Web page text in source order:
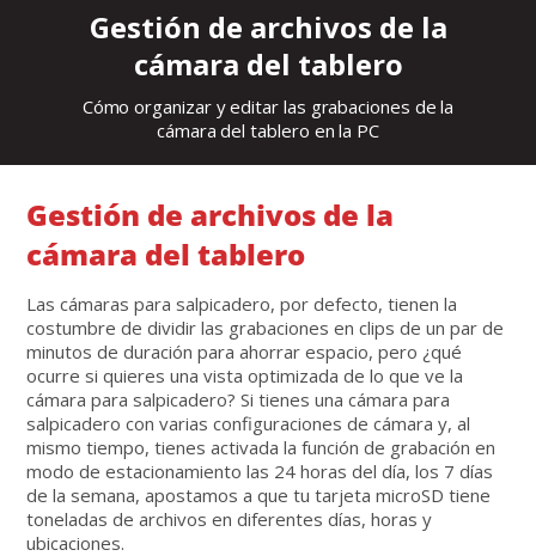
Gestión de archivos de la
cámara del tablero
Cómo organizar y editar las grabaciones de la
cámara del tablero en la PC
Gestión de archivos de la
cámara del tablero
Las cámaras para salpicadero, por defecto, tienen la
costumbre de dividir las grabaciones en clips de un par de
minutos de duración para ahorrar espacio, pero ¿qué
ocurre si quieres una vista optimizada de lo que ve la
cámara para salpicadero? Si tienes una cámara para
salpicadero con varias configuraciones de cámara y, al
mismo tiempo, tienes activada la función de grabación en
modo de estacionamiento las 24 horas del día, los 7 días
de la semana, apostamos a que tu tarjeta microSD tiene
toneladas de archivos en diferentes días, horas y
ubicaciones.